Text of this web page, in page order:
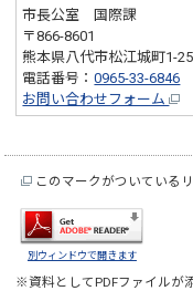
市長公室 国際課
〒866-8601
熊本県八代市松江城町1-
電話番号：0965-33-6846
お問い合わせフォーム
このマークがついている
別ウィンドウで開きます
※資料としてPDFファイルが